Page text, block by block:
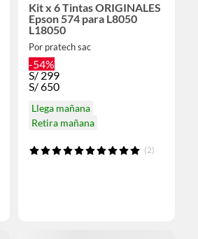
Kit x 6 Tintas ORIGINALES
Epson 574 para L8050
L18050
Por pratech sac
-54%
S/299
S/650
Llega mañana
Retira mañana
(2)